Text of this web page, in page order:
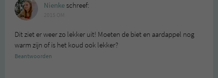
Nienkeschreef:
Dit ziet er weer zo lekker uit! Moeten de biet en aardappel nog
warm zijn of is het koud ook lekker?
Beantwoorden